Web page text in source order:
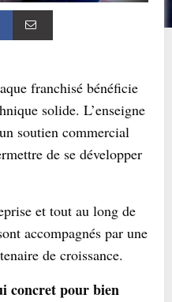
franchisé bénéficie
solide. L’enseigne
soutien commercial
de se développer
et tout au long de
accompagnés par une
de croissance.
concret pour bien